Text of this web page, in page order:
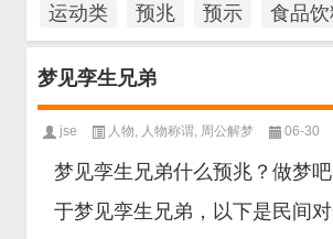
运动类
预兆 预示 食品
梦见孪生兄弟
jse 人物, 人物称谓, 周公解梦 06-30
梦见孪生兄弟什么预兆？做梦
于梦见孪生兄弟，以下是民间